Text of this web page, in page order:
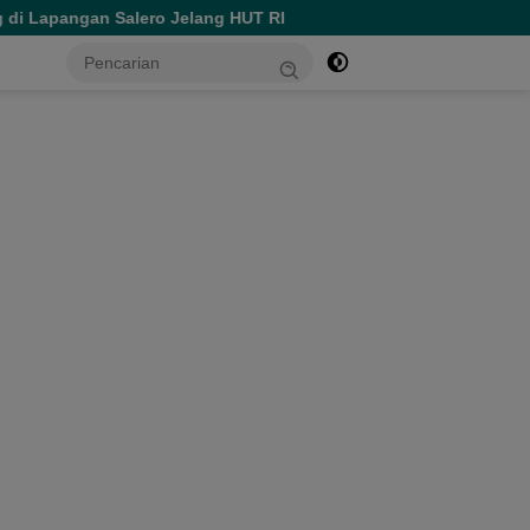
Jelang HUT RI Spesial HUT ke-81 RI, Perumda